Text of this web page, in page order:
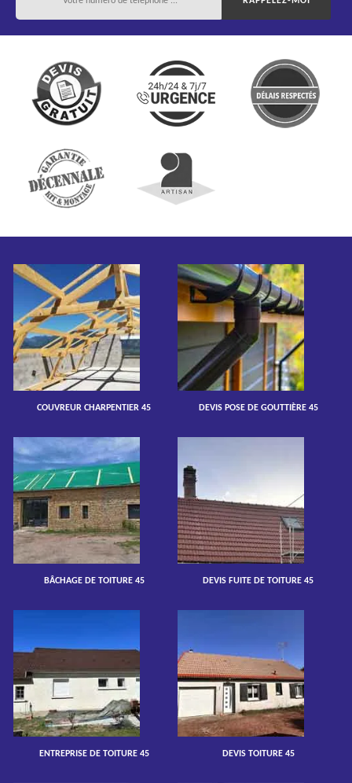
COUVREUR CHARPENTIER 45 DEVIS POSE DE GOUTTIÈRE 45
BÂCHAGE DE TOITURE 45 DEVIS FUITE DE TOITURE 45
ENTREPRISE DE TOITURE 45 DEVIS TOITURE 45